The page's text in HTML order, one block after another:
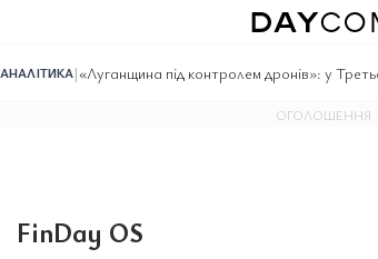
АНАЛІТИКА|«Луганщина під контролем дронів»: у
ОГОЛОШЕННЯ
FinDay OS